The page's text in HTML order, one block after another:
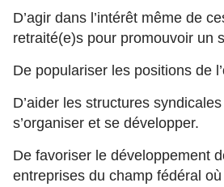
D’agir dans l’intérêt même de
retraité(e)s pour promouvoir un
De populariser les positions de
D’aider les structures
s’organiser et se développer.
De favoriser le développement
entreprises du champ fédéral où